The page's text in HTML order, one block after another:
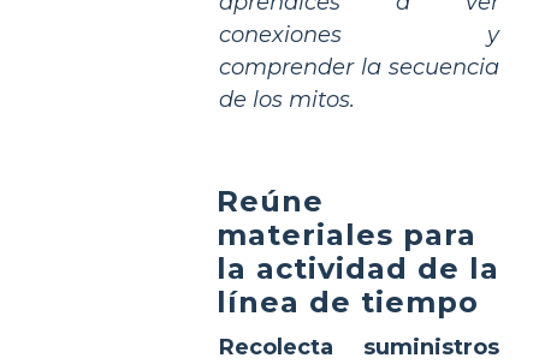
conexiones y
comprender la secuencia
de los mitos.
Reúne
materiales para
la actividad de la
línea de tiempo
Recolecta suministros